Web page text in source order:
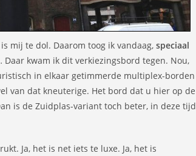
mij te dol. Daarom toog ik vandaag, speciaal
kwam ik dit verkiezingsbord tegen. Nou,
in elkaar getimmerde multiplex-borden
van dat kneuterige. Het bord dat u hier op de
is de Zuidplas-variant toch beter, in deze tijd
Ja, het is net iets te luxe. Ja, het is